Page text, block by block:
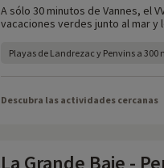
A sólo 30 minutos de Vannes, el
vacaciones verdes junto al mar
Playas de Landrezac y Penvins a 300
Descubra las actividades cercanas
La Grande Baie -